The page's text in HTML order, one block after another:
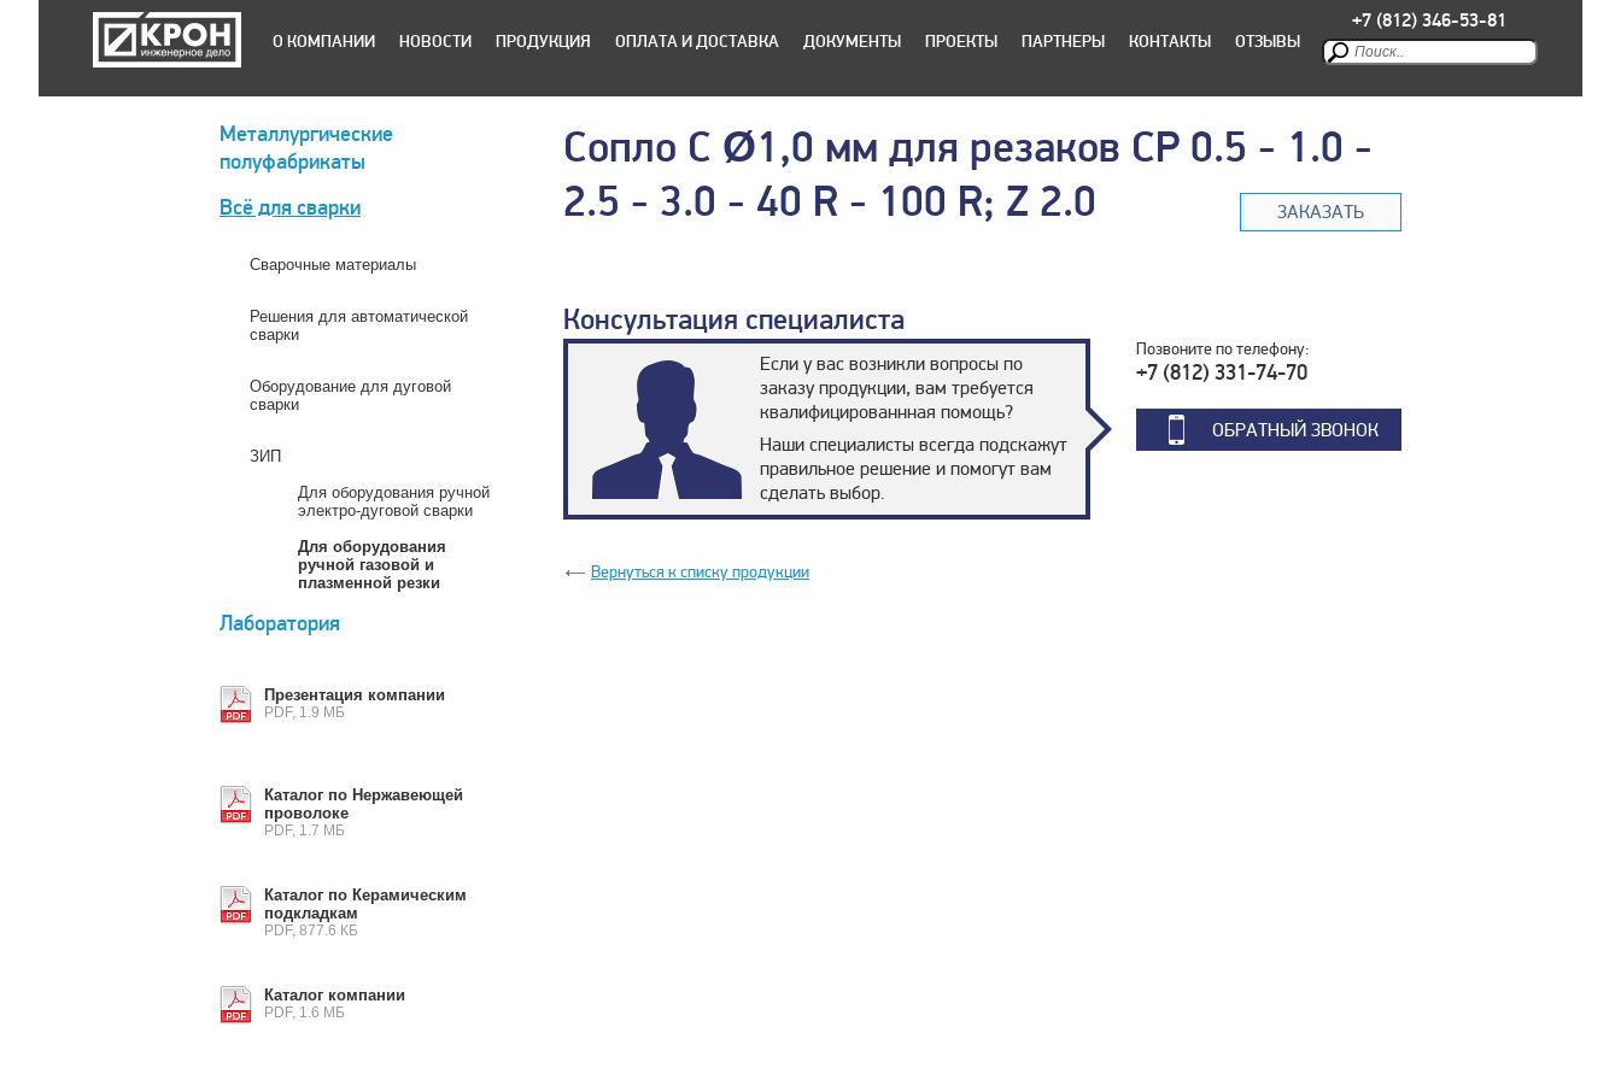
О КОМПАНИИ НОВОСТИ ПРОДУКЦИЯ ОПЛАТА И ДОСТАВКА ДОКУМЕНТЫ ПРОЕКТЫ ПАРТНЕРЫ КОНТАКТЫ ОТЗЫВЫ
+7 (812) 346-53-81
Металлургические
полуфабрикаты
Всё для сварки
Сварочные материалы
Решения для автоматической
сварки
Оборудование для дуговой
сварки
ЗИП
Для оборудования ручной
электро-дуговой сварки
Для оборудования
ручной газовой и
плазменной резки
Лаборатория
Презентация компании
PDF, 1.9 МБ
Каталог по Нержавеющей
проволоке
PDF, 1.7 МБ
Каталог по Керамическим
подкладкам
PDF, 877.6 КБ
Каталог компании
PDF, 1.6 МБ
Сопло C Ø1,0 мм для резаков CP 0.5 - 1.0 -
2.5 - 3.0 - 40 R - 100 R; Z 2.0
ЗАКАЗАТЬ
Консультация специалиста
Если у вас возникли вопросы по
заказу продукции, вам требуется
квалифицированнная помощь?
Наши специалисты всегда подскажут
правильное решение и помогут вам
сделать выбор.
Позвоните по телефону:
+7 (812) 331-74-70
ОБРАТНЫЙ ЗВОНОК
Вернуться к списку продукции